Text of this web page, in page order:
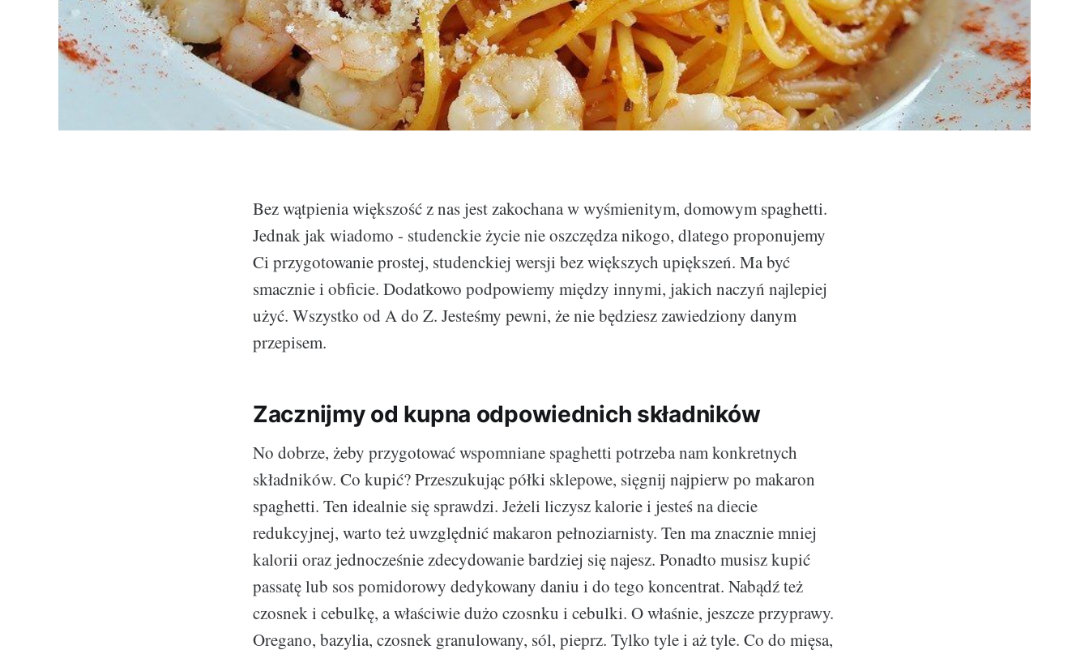
Bez wątpienia większość z nas jest zakochana w wyśmienitym, domowym spaghetti.
Jednak jak wiadomo - studenckie życie nie oszczędza nikogo, dlatego proponujemy
Ci przygotowanie prostej, studenckiej wersji bez większych upiększeń. Ma być
smacznie i obficie. Dodatkowo podpowiemy między innymi, jakich naczyń najlepiej
użyć. Wszystko od A do Z. Jesteśmy pewni, że nie będziesz zawiedziony danym
przepisem.
Zacznijmy od kupna odpowiednich składników
No dobrze, żeby przygotować wspomniane spaghetti potrzeba nam konkretnych
składników. Co kupić? Przeszukując półki sklepowe, sięgnij najpierw po makaron
spaghetti. Ten idealnie się sprawdzi. Jeżeli liczysz kalorie i jesteś na diecie
redukcyjnej, warto też uwzględnić makaron pełnoziarnisty. Ten ma znacznie mniej
kalorii oraz jednocześnie zdecydowanie bardziej się najesz. Ponadto musisz kupić
passatę lub sos pomidorowy dedykowany daniu i do tego koncentrat. Nabądź też
czosnek i cebulkę, a właściwie dużo czosnku i cebulki. O właśnie, jeszcze przyprawy.
Oregano, bazylia, czosnek granulowany, sól, pieprz. Tylko tyle i aż tyle. Co do mięsa,